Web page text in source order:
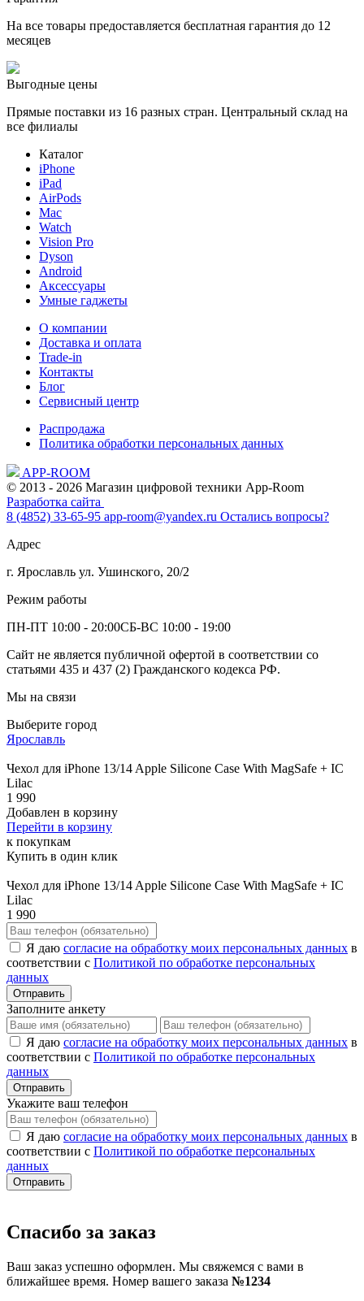
На все товары предоставляется бесплатная гарантия до 12
месяцев
Выгодные цены
Прямые поставки из 16 разных стран. Центральный склад на
все филиалы
Каталог
iPhone
iPad
AirPods
Mac
Watch
Vision Pro
Dyson
Android
Аксессуары
Умные гаджеты
О компании
Доставка и оплата
Trade-in
Контакты
Блог
Сервисный центр
Распродажа
Политика обработки персональных данных
APP-ROOM
© 2013 - 2026 Магазин цифровой техники App-Room
Разработка сайта
8 (4852) 33-65-95 app-room@yandex.ru Остались вопросы?
Адрес
г. Ярославль ул. Ушинского, 20/2
Режим работы
ПН-ПТ 10:00 - 20:00СБ-ВС 10:00 - 19:00
Сайт не является публичной офертой в соответствии со
статьями 435 и 437 (2) Гражданского кодекса РФ.
Мы на связи
Выберите город
Ярославль
Чехол для iPhone 13/14 Apple Silicone Case With MagSafe + IC
Lilac
1 990
Добавлен в корзину
Перейти в корзину
к покупкам
Купить в один клик
Чехол для iPhone 13/14 Apple Silicone Case With MagSafe + IC
Lilac
1 990
Я даю согласие на обработку моих персональных данных в
соответствии с Политикой по обработке персональных
данных
Отправить
Заполните анкету
Я даю согласие на обработку моих персональных данных в
соответствии с Политикой по обработке персональных
данных
Отправить
Укажите ваш телефон
Я даю согласие на обработку моих персональных данных в
соответствии с Политикой по обработке персональных
данных
Отправить
Спасибо за заказ
Ваш заказ успешно оформлен. Мы свяжемся с вами в
ближайшее время. Номер вашего заказа №1234